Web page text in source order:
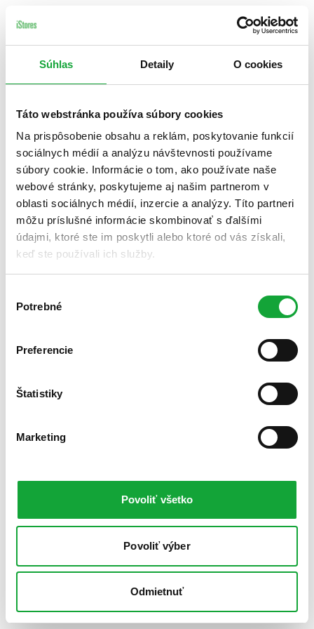
Súhlas Detaily O cookies
Táto webstránka používa súbory cookies
Na prispôsobenie obsahu a reklám, poskytovanie funkcií
sociálnych médií a analýzu návštevnosti používame
súbory cookie. Informácie o tom, ako používate naše
webové stránky, poskytujeme aj našim partnerom v
oblasti sociálnych médií, inzercie a analýzy. Títo partneri
môžu príslušné informácie skombinovať s ďalšími
údajmi, ktoré ste im poskytli alebo ktoré od vás získali,
keď ste používali ich služby.
súhlasu
Potrebné
Preferencie
Štatistiky
Marketing
Povoliť všetko
Povoliť výber
Odmietnuť